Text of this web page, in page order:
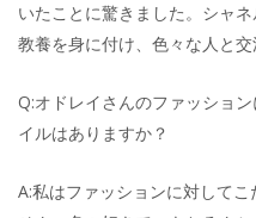
いたことに驚きました。シャ
教養を身に付け、色々な人と交
Q:オドレイさんのファッショ
イルはありますか？
A:私はファッションに対して